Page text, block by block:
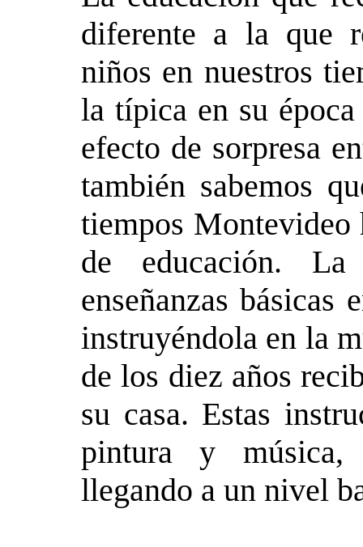
diferente a la que
niños en nuestros
la típica en su
efecto de sorpresa
también sabemos
tiempos Montevideo
de educación.
enseñanzas básicas
instruyéndola en la
de los diez años
su casa. Estas
pintura y música,
llegando a un nivel